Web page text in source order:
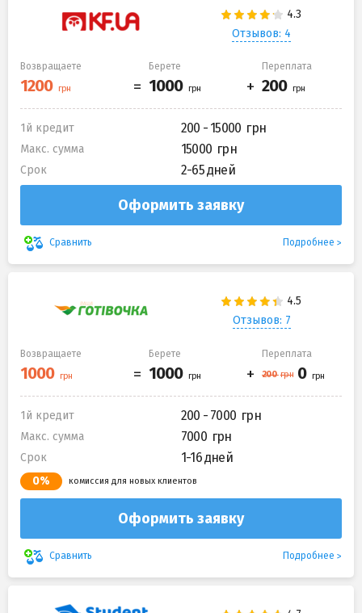
Отзывов: 4
Возвращаете Берете Переплата
1й кредит 200 - 15000
Макс. сумма 15000
Срок 2-65 дней
Оформить заявку
Сравнить Подробнее
Отзывов: 7
Возвращаете Берете Переплата
1й кредит 200 - 7000
Макс. сумма 7000
Срок 1-16 дней
0% комиссия для новых клиентов
Оформить заявку
Сравнить Подробнее